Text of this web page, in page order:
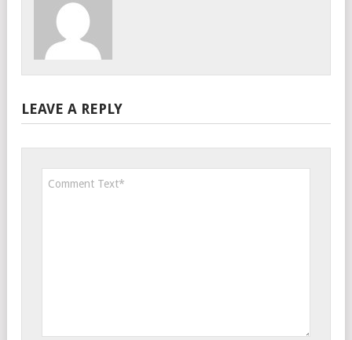
LEAVE A REPLY